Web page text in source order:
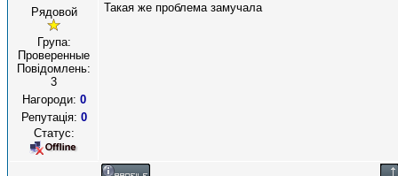
Рядовой
Група:
Проверенные
Повідомлень:
3
Нагороди: 0
Репутація: 0
Статус:
Такая же проблема замучала